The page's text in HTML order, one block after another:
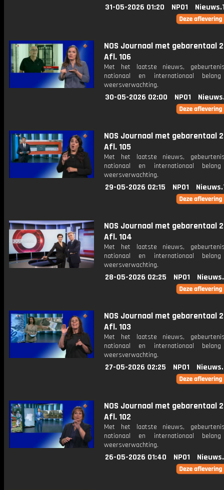
31-05-2026 01:20 NPO1
NOS Journaal met gebarentaal
Afl. 106
Met het laatste nieuws,
nationaal en internationaal
weersverwachting.
30-05-2026 02:00 NPO1
NOS Journaal met gebarentaal
Afl. 105
Met het laatste nieuws,
nationaal en internationaal
weersverwachting.
29-05-2026 02:15 NPO1
NOS Journaal met gebarentaal
Afl. 104
Met het laatste nieuws,
nationaal en internationaal
weersverwachting.
28-05-2026 02:25 NPO1
NOS Journaal met gebarentaal
Afl. 103
Met het laatste nieuws,
nationaal en internationaal
weersverwachting.
27-05-2026 02:25 NPO1
NOS Journaal met gebarentaal
Afl. 102
Met het laatste nieuws,
nationaal en internationaal
weersverwachting.
26-05-2026 01:40 NPO1